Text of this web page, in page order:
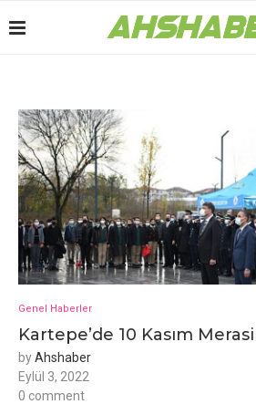
Genel Haberler
Kartepe’de 10 Kasım
byAhshaber
Eylül 3, 2022
0 comment